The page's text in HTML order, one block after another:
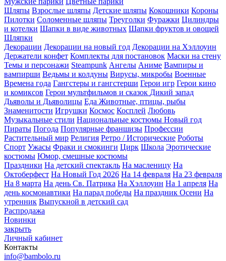
Шляпы Взрослые шляпы Детские шляпы Кокошники Короны
Пилотки Соломенные шляпы Треуголки Фуражки Цилиндры
и котелки Шапки в виде животных Шапки фруктов и овощей
Шляпки
Декорации Декорации на новый год Декорации на Хэллоуин
Держатели конфет Комплекты для постановок Маски на стену
Темы и персонажи Steampunk Ангелы Аниме Вампиры и
вампирши Ведьмы и колдуны Вирусы, микробы Военные
Времена года Гангстеры и гангстерши Герои игр Герои кино
и комиксов Герои мультфильмов и сказок Дикий запад
Дьяволы и Дьяволицы Еда Животные, птицы, рыбы
Знаменитости Игрушки Космос Косплей Любовь
Музыкальные стили Национальные костюмы Новый год
Пираты Погода Популярные франшизы Профессии
Растительный мир Религия Ретро / Исторические Роботы
Спорт Ужасы Фраки и смокинги Цирк Школа Эротические
костюмы Юмор, смешные костюмы
Праздники На детский спектакль На масленицу На
Октоберфест На Новый Год 2026 На 14 февраля На 23 февраля
На 8 марта На день Св. Патрика На Хэллоуин На 1 апреля На
день космонавтики На парад победы На праздник Осени На
утренник Выпускной в детский сад
Распродажа
Новинки
закрыть
Личный кабинет
Контакты
info@bambolo.ru